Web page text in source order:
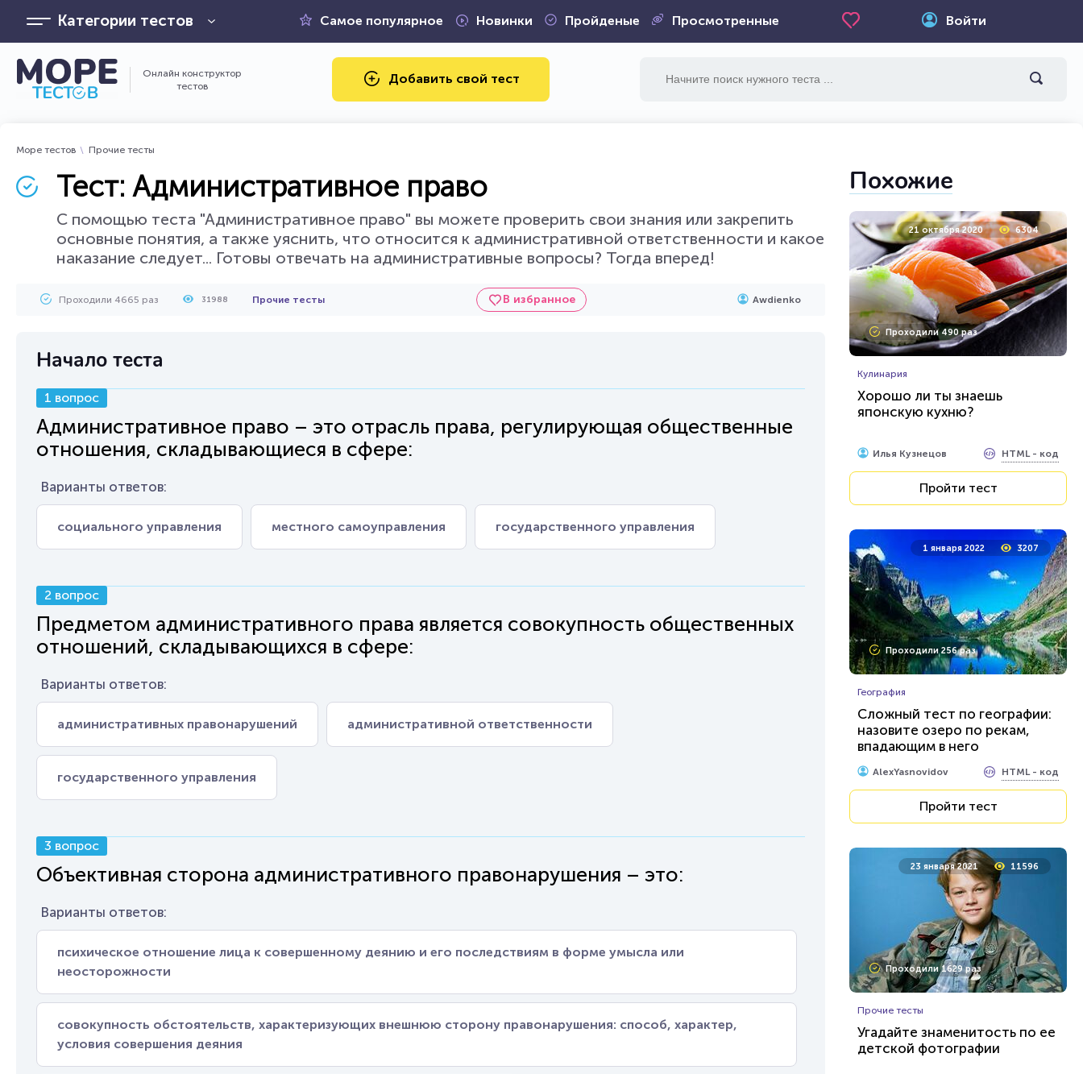
Категории тестов Самое популярное Новинки Пройденые Просмотренные Войти
Онлайн конструктор
тестов
Добавить свой тест
Море тестов Прочие тесты
Тест: Административное право
С помощью теста "Административное право" вы можете проверить свои знания или закрепить
основные понятия, а также уяснить, что относится к административной ответственности и какое
наказание следует... Готовы отвечать на административные вопросы? Тогда вперед!
Проходили 4665 раз 31988 Прочие тесты В избранное Awdienko
Начало теста
1 вопрос
Административное право – это отрасль права, регулирующая общественные
отношения, складывающиеся в сфере:
Варианты ответов:
социального управления местного самоуправления государственного управления
2 вопрос
Предметом административного права является совокупность общественных
отношений, складывающихся в сфере:
Варианты ответов:
административных правонарушений административной ответственности
государственного управления
3 вопрос
Объективная сторона административного правонарушения – это:
Варианты ответов:
психическое отношение лица к совершенному деянию и его последствиям в форме умысла или
неосторожности
совокупность обстоятельств, характеризующих внешнюю сторону правонарушения: способ, характер,
условия совершения деяния
Похожие
21 октября 2020 6304
Проходили 490 раз
Кулинария
Хорошо ли ты знаешь
японскую кухню?
Илья Кузнецов HTML - код
Пройти тест
1 января 2022 3207
Проходили 256 раз
География
Сложный тест по географии:
назовите озеро по рекам,
впадающим в него
AlexYasnovidov HTML - код
Пройти тест
23 января 2021 11596
Проходили 1629 раз
Прочие тесты
Угадайте знаменитость по ее
детской фотографии